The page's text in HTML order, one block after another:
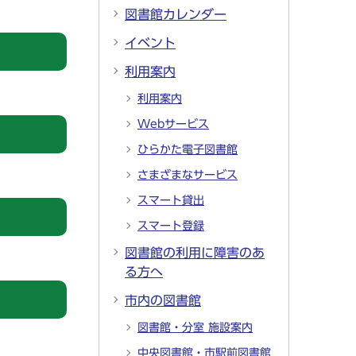
図書館カレンダー
イベント
利用案内
利用案内
Webサービス
ひらかた電子図書館
さまざまなサービス
スマート貸出
スマート登録
図書館の利用に障害のあ
る方へ
市内の図書館
図書館・分室 施設案内
中央図書館・市駅前図書館